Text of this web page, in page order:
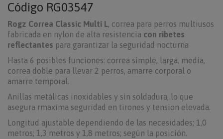
Código RG03547
Rogz Correa Classic Multi L, correa para perros multiusos
fabricada en nylon de alta resistencia con ribetes
reflectantes para garantizar la seguridad nocturna
Hasta 6 posibles funciones: correa simple, larga, media,
correa doble para llevar 2 perros, amarre corporal o
amarre temporal.
Anillas metálicas inoxidables y sin soldadura, lo que
asegura rmaxima seguridad en tirones y tension elevada.
Longitud ajustable dependiendo de las necesidades; 1,0
metros; 1,3 metros y 1,8 metros; según la posición.